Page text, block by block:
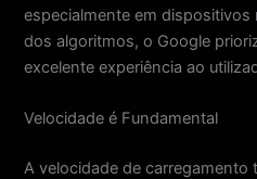
especialmente em dispositivos
dos algoritmos, o Google
excelente experiência ao
Velocidade é Fundamental
A velocidade de carregamento